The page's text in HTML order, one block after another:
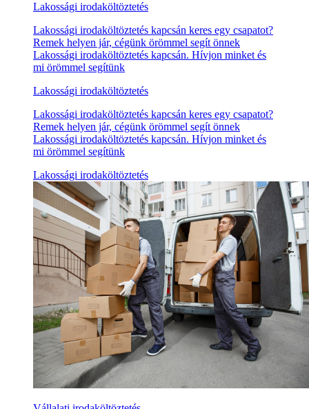
Lakossági irodaköltöztetés
Lakossági irodaköltöztetés kapcsán keres egy csapatot?
Remek helyen jár, cégünk örömmel segít önnek
Lakossági irodaköltöztetés kapcsán. Hívjon minket és
mi örömmel segítünk
Lakossági irodaköltöztetés
Lakossági irodaköltöztetés kapcsán keres egy csapatot?
Remek helyen jár, cégünk örömmel segít önnek
Lakossági irodaköltöztetés kapcsán. Hívjon minket és
mi örömmel segítünk
Lakossági irodaköltöztetés